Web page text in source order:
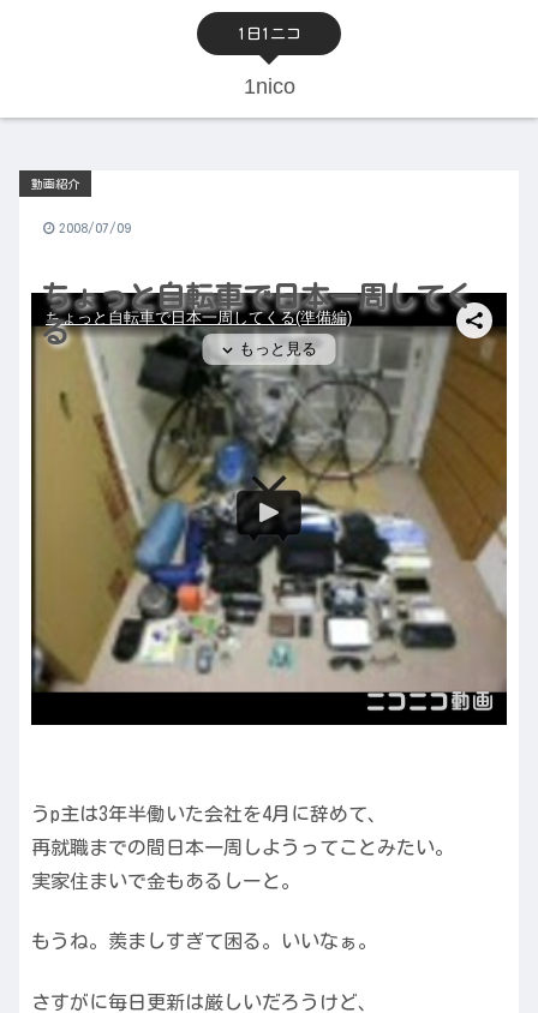
1日1ニコ
1nico
ちょっと自転車で日本一周してく
る
動画紹介
2008/07/09
うp主は3年半働いた会社を4月に辞めて、
再就職までの間日本一周しようってことみたい。
実家住まいで金もあるしーと。
もうね。羨ましすぎて困る。いいなぁ。
さすがに毎日更新は厳しいだろうけど、